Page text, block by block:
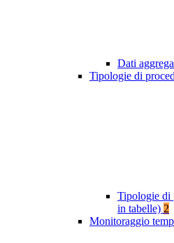
Dati
Tipologie di
Tipologie di
in tabelle) 2
Monitoraggio